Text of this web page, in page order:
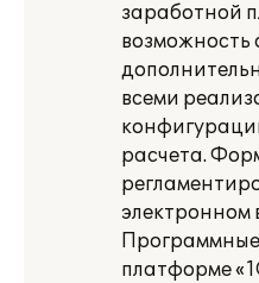
заработной
возможность
всеми
расчета.
электронном
платформе